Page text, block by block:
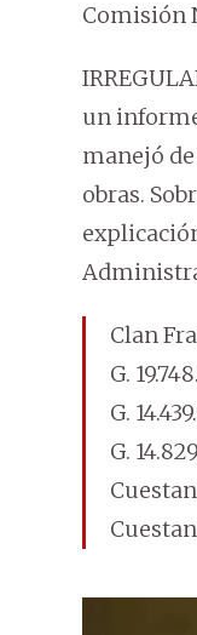
Comisión
un
manejó
obras.
Clan
G.
G.
G.
Cuestan